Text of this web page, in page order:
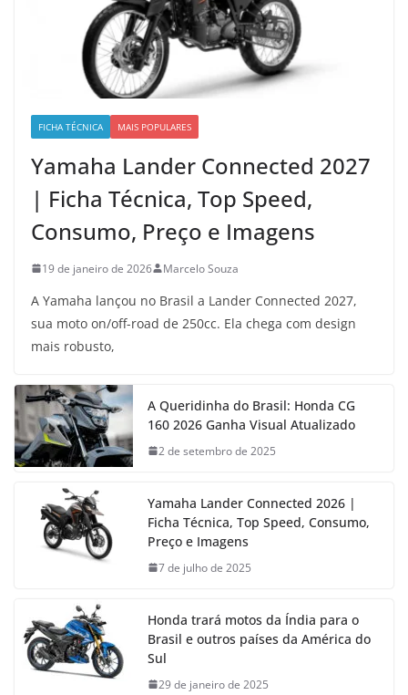
FICHA TÉCNICA MAIS POPULARES
Yamaha Lander Connected 2027
| Ficha Técnica, Top Speed,
Consumo, Preço e Imagens
19 de janeiro de 2026 Marcelo Souza
A Yamaha lançou no Brasil a Lander Connected 2027,
sua moto on/off-road de 250cc. Ela chega com design
mais robusto,
A Queridinha do Brasil: Honda CG
160 2026 Ganha Visual Atualizado
2 de setembro de 2025
Yamaha Lander Connected 2026 |
Ficha Técnica, Top Speed, Consumo,
Preço e Imagens
7 de julho de 2025
Honda trará motos da Índia para o
Brasil e outros países da América do
Sul
29 de janeiro de 2025